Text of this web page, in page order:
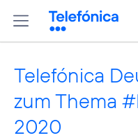
Telefónica
zum Thema
2020